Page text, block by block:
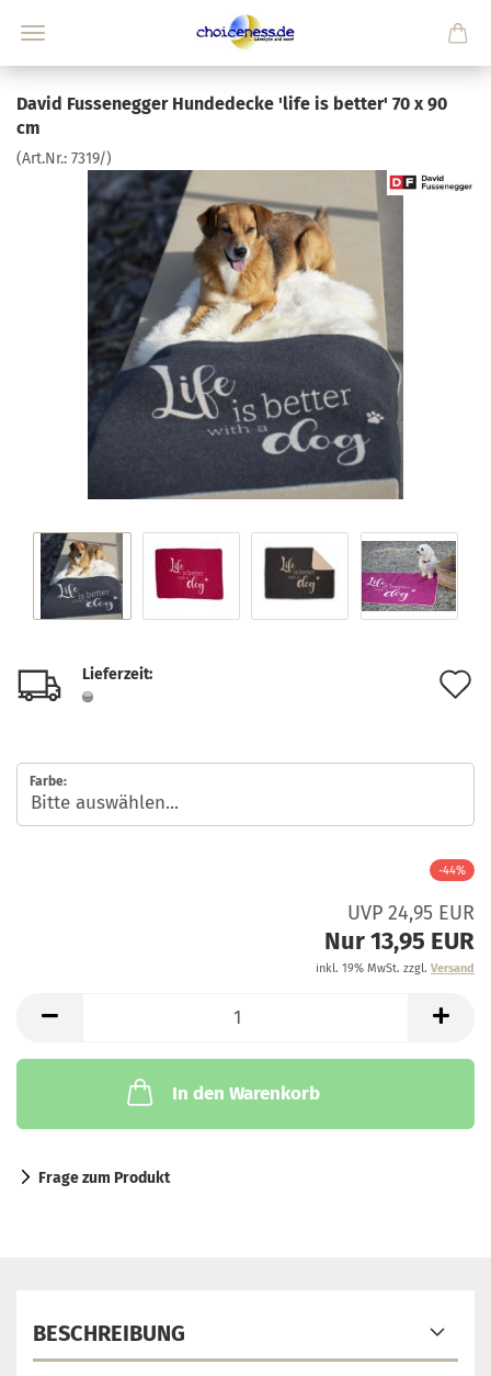
David Fussenegger Hundedecke 'life is better' 70 x 90
cm
(Art.Nr.: 7319/)
Lieferzeit:
Farbe:
-44%
UVP 24,95 EUR
Nur 13,95 EUR
inkl. 19% MwSt. zzgl. Versand
In den Warenkorb
Frage zum Produkt
BESCHREIBUNG